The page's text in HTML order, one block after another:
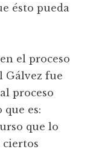
ésto pueda
el proceso
Gálvez fue
proceso
es:
que lo
ciertos